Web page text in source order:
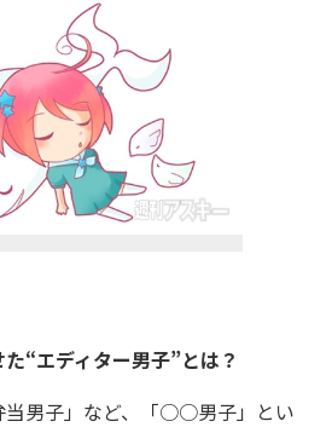
“エディター男子”とは？
男子」など、「○○男子」とい